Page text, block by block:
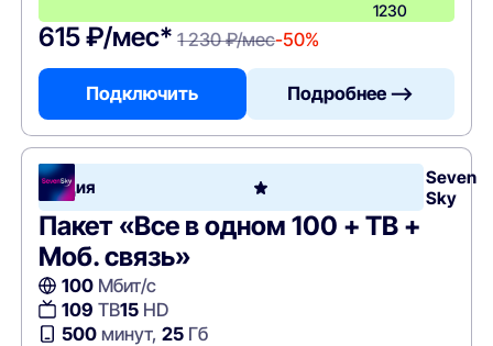
1230
615 ₽/мес* 1 230 ₽/мес-50%
Подключить Подробнее —>
Акция
Seven
Sky
Пакет «Все в одном 100 + ТВ +
Моб. связь»
100Мбит/с
109 ТВ15HD
500минут, 25Гб